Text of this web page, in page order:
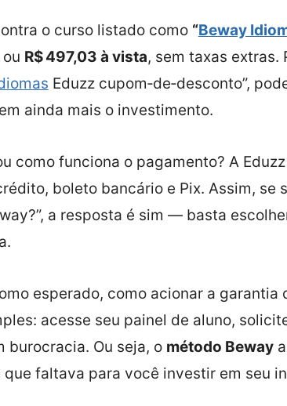
o curso listado como “Beway
ou R$ 497,03 à vista, sem taxas extras.
Eduzz cupom‑de‑desconto”,
ainda mais o investimento.
como funciona o pagamento? A
boleto bancário e Pix. Assim, se
a resposta é sim — basta
esperado, como acionar a garantia
acesse seu painel de aluno,
burocracia. Ou seja, o método Beway
faltava para você investir em seu